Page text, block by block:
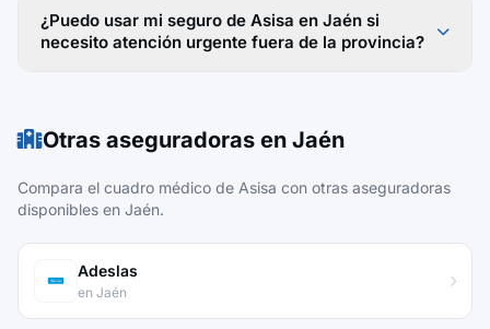
¿Puedo usar mi seguro de Asisa en Jaén si
necesito atención urgente fuera de la provincia?
Otras aseguradoras en Jaén
Compara el cuadro médico de Asisa con otras aseguradoras
disponibles en Jaén.
Adeslas
en Jaén